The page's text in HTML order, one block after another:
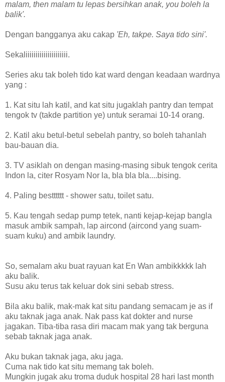
malam, then malam tu lepas bersihkan anak, you boleh la
balik'.
Dengan bangganya aku cakap 'Eh, takpe. Saya tido sini'.
Sekaliiiiiiiiiiiiiiiiiiiii.
Series aku tak boleh tido kat ward dengan keadaan wardnya
yang :
1. Kat situ lah katil, and kat situ jugaklah pantry dan tempat
tengok tv (takde partition ye) untuk seramai 10-14 orang.
2. Katil aku betul-betul sebelah pantry, so boleh tahanlah
bau-bauan dia.
3. TV asiklah on dengan masing-masing sibuk tengok cerita
Indon la, citer Rosyam Nor la, bla bla bla....bising.
4. Paling bestttttt - shower satu, toilet satu.
5. Kau tengah sedap pump tetek, nanti kejap-kejap bangla
masuk ambik sampah, lap aircond (aircond yang suam-
suam kuku) and ambik laundry.
So, semalam aku buat rayuan kat En Wan ambikkkkk lah
aku balik.
Susu aku terus tak keluar dok sini sebab stress.
Bila aku balik, mak-mak kat situ pandang semacam je as if
aku taknak jaga anak. Nak pass kat dokter and nurse
jagakan. Tiba-tiba rasa diri macam mak yang tak berguna
sebab taknak jaga anak.
Aku bukan taknak jaga, aku jaga.
Cuma nak tido kat situ memang tak boleh.
Mungkin jugak aku troma duduk hospital 28 hari last month